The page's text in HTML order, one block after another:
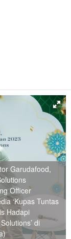
Garudafood,
Officer
‘Kupas Tuntas
Hadapi
di